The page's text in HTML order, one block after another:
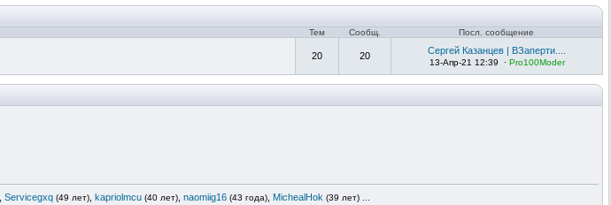
Тем Сообщ. Посл. сообщение
20 20 Сергей Казанцев | ВЗаперти....
13-Апр-21 12:39 · Pro100Moder
Servicegxq (49 лет) kapriolmcu (40 лет) naomiig16 (43 года) MichealHok (39 лет)